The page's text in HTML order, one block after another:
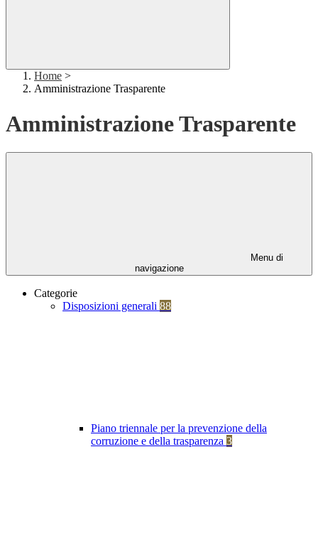
Home >
Amministrazione Trasparente
Amministrazione Trasparente
Menu di
navigazione
Categorie
Disposizioni generali 88
Piano triennale per la prevenzione della
corruzione e della trasparenza 3